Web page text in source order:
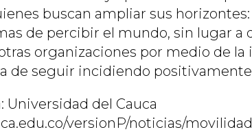
buscan ampliar sus
de percibir el mundo, sin lugar a
organizaciones por medio de la
de seguir incidiendo
del Cauca
versionP/noticias/